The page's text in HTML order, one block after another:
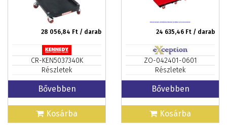
28 056,84 Ft / darab
CR-KEN5037340K
Részletek
Bővebben
Kosárba
24 635,46 Ft / darab
ZO-042401-0601
Részletek
Bővebben
Kosárba